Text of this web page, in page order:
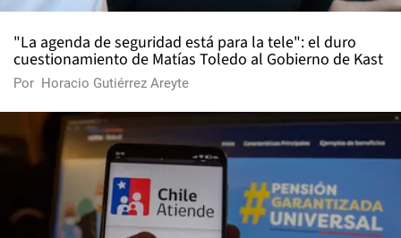
"La agenda de seguridad está para la tele": el duro
cuestionamiento de Matías Toledo al Gobierno de Kast
Por Horacio Gutiérrez Areyte